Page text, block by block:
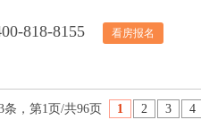
818-8155 看房报名
条，第1页/共96页 1 2 3 4